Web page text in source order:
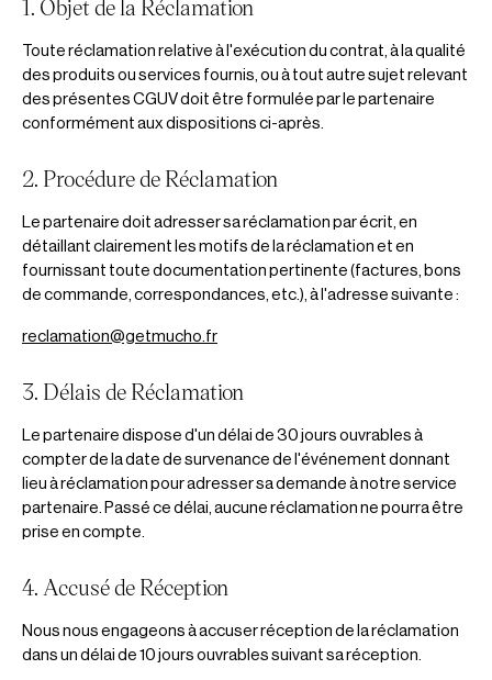
1. Objet de la Réclamation
Toute réclamation relative à l'exécution du contrat, à la qualité
des produits ou services fournis, ou à tout autre sujet relevant
des présentes CGUV doit être formulée par le partenaire
conformément aux dispositions ci-après.
2. Procédure de Réclamation
Le partenaire doit adresser sa réclamation par écrit, en
détaillant clairement les motifs de la réclamation et en
fournissant toute documentation pertinente (factures, bons
de commande, correspondances, etc.), à l'adresse suivante :
reclamation@getmucho.fr
3. Délais de Réclamation
Le partenaire dispose d'un délai de 30 jours ouvrables à
compter de la date de survenance de l'événement donnant
lieu à réclamation pour adresser sa demande à notre service
partenaire. Passé ce délai, aucune réclamation ne pourra être
prise en compte.
4. Accusé de Réception
Nous nous engageons à accuser réception de la réclamation
dans un délai de 10 jours ouvrables suivant sa réception.